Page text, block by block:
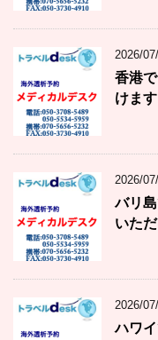
2026/
香港
けま
2026/
バリ
いた
2026/
ハワ